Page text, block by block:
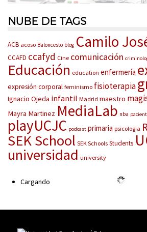
NUBE DE TAGS
ACB acoso Baloncesto blog Camilo
CCAFD ccafyd Cine comunicación
Educación education enfermería
expresión corporal feminismo fisioterapia
Ignacio Ojeda infantil Madrid maestro
Mayra Martinez MediaLab nba
playUCJC podcast primaria psicologia
SEK School SEK Schools Students
universidad university
Cargando